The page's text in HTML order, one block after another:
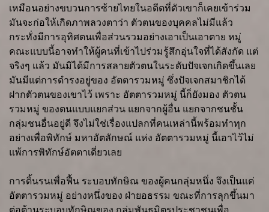
เหมือนอย่างขบวนการซ้ายไทยในอดีตที่ตัวเขาก็เคยเข้าร่วม
มันจะก่อให้เกิดภาพลวงตาว่า ตัวตนของบุคคลไม่มีแล้ว
กระทั่งมีการอุทิศตนเพื่อส่วนรวมอย่างเอาเป็นเอาตาย หมู่
คณะแบบนี้อาจทำให้ผู้คนที่เข้าไปร่วมรู้สึกอุ่นใจที่ได้สังกัด แต่
จริงๆ แล้ว มันมิได้มีการสลายตัวตนในระดับปัจเจกเกิดขึ้นเลย
มันมีแต่การดำรงอยู่ของ อัตตารวมหมู่ ซึ่งปัจเจกสมาชิกได้
ฝากตัวตนของเขาไว้ เพราะ อัตตารวมหมู่ นี้ก็ยังมอง ตัวตน
รวมหมู่ ของตนแบบแยกส่วน แยกจากผู้อื่น แยกจากชนชั้น
กลุ่มชนอื่นอยู่ดี จึงไม่ใช่เรื่องแปลกที่คนเหล่านี้พร้อมทำทุก
อย่างเพื่อพิทักษ์ มหาอัตลักษณ์ แห่ง อัตตารวมหมู่ นี้เอาไว้ไม่
แพ้การพิทักษ์อัตตาเดี่ยวเลย
การดิ้นรนเพื่อฟื้น ระบอบทักษิณ ของผู้คนกลุ่มหนึ่ง จึงเป็นแค่
อัตตารวมหมู่ อย่างหนึ่งของ ฝ่ายอธรรม ขณะที่การลุกขึ้นมา
ต่อต้านระบอบทักษิณของ กลุ่มพันธมิตรประชาชนเพื่อ